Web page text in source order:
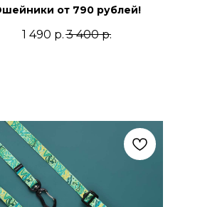
от 790 рублей!
1 490 р. 3 400 р.